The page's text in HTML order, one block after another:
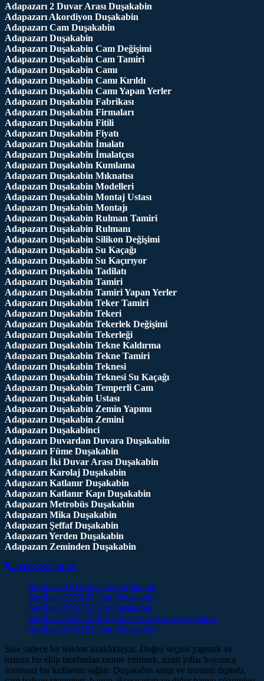
Adapazarı 2 Duvar Arası Duşakabin
Adapazarı Akordiyon Duşakabin
Adapazarı Cam Duşakabin
Adapazarı Duşakabin
Adapazarı Duşakabin Cam Değişimi
Adapazarı Duşakabin Cam Tamiri
Adapazarı Duşakabin Camı
Adapazarı Duşakabin Camı Kırıldı
Adapazarı Duşakabin Camı Yapan Yerler
Adapazarı Duşakabin Fabrikası
Adapazarı Duşakabin Firmaları
Adapazarı Duşakabin Fitili
Adapazarı Duşakabin Fiyatı
Adapazarı Duşakabin İmalatı
Adapazarı Duşakabin İmalatçısı
Adapazarı Duşakabin Kumlama
Adapazarı Duşakabin Mıknatısı
Adapazarı Duşakabin Modelleri
Adapazarı Duşakabin Montaj Ustası
Adapazarı Duşakabin Montajı
Adapazarı Duşakabin Rulman Tamiri
Adapazarı Duşakabin Rulmanı
Adapazarı Duşakabin Silikon Değişimi
Adapazarı Duşakabin Su Kaçağı
Adapazarı Duşakabin Su Kaçırıyor
Adapazarı Duşakabin Tadilatı
Adapazarı Duşakabin Tamiri
Adapazarı Duşakabin Tamiri Yapan Yerler
Adapazarı Duşakabin Teker Tamiri
Adapazarı Duşakabin Tekeri
Adapazarı Duşakabin Tekerlek Değişimi
Adapazarı Duşakabin Tekerleği
Adapazarı Duşakabin Tekne Kaldırma
Adapazarı Duşakabin Tekne Tamiri
Adapazarı Duşakabin Teknesi
Adapazarı Duşakabin Teknesi Su Kaçağı
Adapazarı Duşakabin Temperli Cam
Adapazarı Duşakabin Ustası
Adapazarı Duşakabin Zemin Yapımı
Adapazarı Duşakabin Zemini
Adapazarı Duşakabinci
Adapazarı Duvardan Duvara Duşakabin
Adapazarı Füme Duşakabin
Adapazarı İki Duvar Arası Duşakabin
Adapazarı Karolaj Duşakabin
Adapazarı Katlanır Duşakabin
Adapazarı Katlanır Kapı Duşakabin
Adapazarı Metrobüs Duşakabin
Adapazarı Mika Duşakabin
Adapazarı Şeffaf Duşakabin
Adapazarı Yerden Duşakabin
Adapazarı Zeminden Duşakabin
0543 501 54 34
Serdivan 110X60 Cam Duşakabin
Serdivan 125X95 Cam Duşakabin
Serdivan 90X70 Cam Duşakabin
Serdivan 140 CM İki Duvar Arası Cam Duşakabin
Serdivan 65X105 Cam Duşakabin
Size sadece bir telefon uzaklıktayız. Doğru seçimi yapmak ve
uzman bir ekip tarafından monte ettirmek, uzun yıllar boyunca
sorunsuz bir kullanım sağlar. Duşakabin satışı ve montajı dışında,